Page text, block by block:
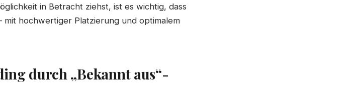
in Betracht ziehst, ist es wichtig, dass
mit hochwertiger Platzierung und optimalem
durch „Bekannt aus“-